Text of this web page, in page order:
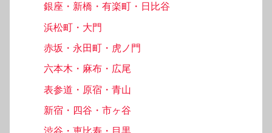
銀座・新橋・有楽町・日比谷
浜松町・大門
赤坂・永田町・虎ノ門
六本木・麻布・広尾
表参道・原宿・青山
新宿・四谷・市ヶ谷